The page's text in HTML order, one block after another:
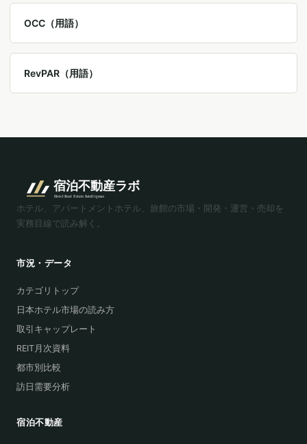
OCC（用語）
RevPAR（用語）
ホテル、アパートメントホテル、旅館の市場・開発・運営・売却を
実務目線で読み解く。
市況・データ
カテゴリトップ
日本ホテル市場の読み方
取引キャップレート
REIT月次資料
都市別比較
訪日需要分析
宿泊不動産